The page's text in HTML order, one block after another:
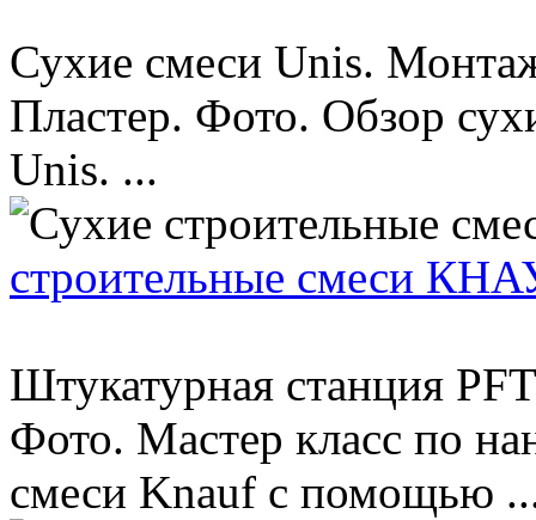
Сухие смеси Unis.
Пластер. Фото. Обзор
Unis. ...
строительные смеси
Штукатурная станция
Фото. Мастер класс по
смеси Knauf с помощью